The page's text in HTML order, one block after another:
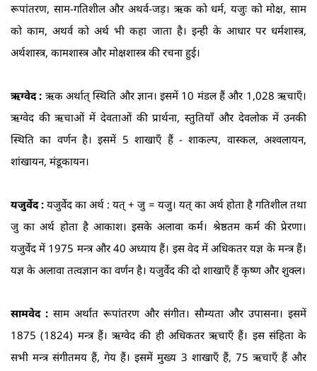
रूपांतरण, साम-गति‍शील और अथर्व-जड़। ऋक को धर्म, यजुः को मोक्ष, साम
को काम, अथर्व को अर्थ भी कहा जाता है। इन्ही के आधार पर धर्मशास्त्र,
अर्थशास्त्र, कामशास्त्र और मोक्षशास्त्र की रचना हुई।
ऋग्वेद : ऋक अर्थात् स्थिति और ज्ञान। इसमें 10 मंडल हैं और 1,028 ऋचाएँ।
ऋग्वेद की ऋचाओं में देवताओं की प्रार्थना, स्तुतियाँ और देवलोक में उनकी
स्थिति का वर्णन है। इसमें 5 शाखाएँ हैं - शाकल्प, वास्कल, अश्वलायन,
शांखायन, मंडूकायन।
यजुर्वेद :यजुर्वेद का अर्थ : यत् + जु = यजु। यत् का अर्थ होता है गतिशील तथा
जु का अर्थ होता है आकाश। इसके अलावा कर्म। श्रेष्ठतम कर्म की प्रेरणा।
यजुर्वेद में 1975 मन्त्र और 40 अध्याय हैं। इस वेद में अधिकतर यज्ञ के मन्त्र हैं।
यज्ञ के अलावा तत्वज्ञान का वर्णन है। यजुर्वेद की दो शाखाएँ हैं कृष्ण और शुक्ल।
सामवेद : साम अर्थात रूपांतरण और संगीत। सौम्यता और उपासना। इसमें
1875 (1824) मन्त्र हैं। ऋग्वेद की ही अधिकतर ऋचाएँ हैं। इस संहिता के
सभी मन्त्र संगीतमय हैं, गेय हैं। इसमें मुख्य 3 शाखाएँ हैं, 75 ऋचाएँ हैं और